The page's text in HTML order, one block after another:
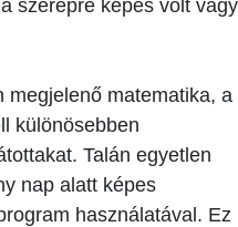
szerepre képes volt vagy
megjelenő matematika, a
különösebben
Talán egyetlen
nap alatt képes
használatával. Ez